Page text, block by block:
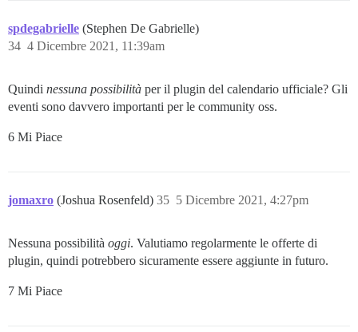
spdegabrielle (Stephen De Gabrielle)
4 Dicembre 2021, 11:39am
34
Quindi nessuna possibilità per il plugin del calendario ufficiale? Gli
eventi sono davvero importanti per le community oss.
6 Mi Piace
jomaxro (Joshua Rosenfeld) 5 Dicembre 2021, 4:27pm
35
Nessuna possibilità oggi. Valutiamo regolarmente le offerte di
plugin, quindi potrebbero sicuramente essere aggiunte in futuro.
7 Mi Piace